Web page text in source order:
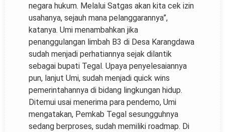
negara hukum. Melalui Satgas akan kita cek izin
usahanya, sejauh mana pelanggarannya”,
katanya. Umi menambahkan jika
penanggulangan limbah B3 di Desa Karangdawa
sudah menjadi perhatiannya sejak dilantik
sebagai bupati Tegal. Upaya penyelesaiannya
pun, lanjut Umi, sudah menjadi quick wins
pemerintahannya di bidang lingkungan hidup.
Ditemui usai menerima para pendemo, Umi
mengatakan, Pemkab Tegal sesungguhnya
sedang berproses, sudah memiliki roadmap. Di